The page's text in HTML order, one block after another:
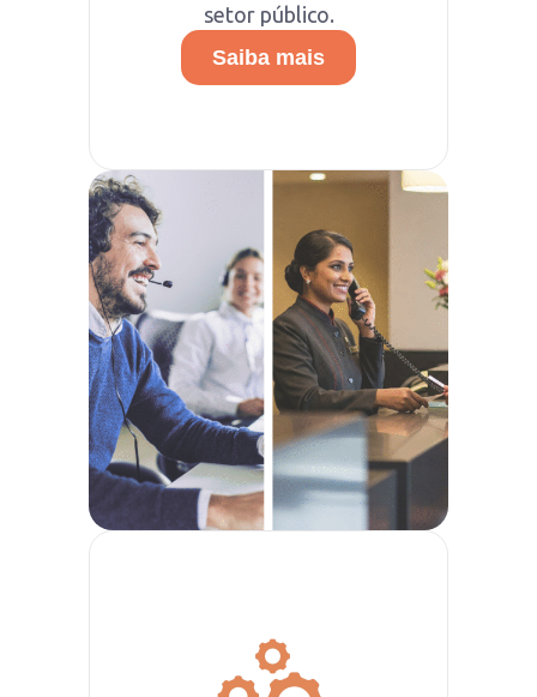
setor público.
Saiba mais